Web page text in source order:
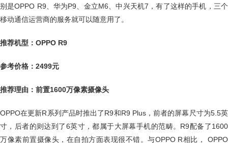
别是OPPO R9、华为P9、金立M6、中兴天机7，有了这样的手机，三个
移动通信运营商的服务就可以随意用了。
推荐机型：OPPO R9
参考价格：2499元
推荐理由：前置1600万像素摄像头
OPPO在更新R系列产品时推出了R9和R9 Plus，前者的屏幕尺寸为5.5英
寸，后者的则达到了6英寸，都属于大屏幕手机的范畴。R9配备了1600
万像素前置摄像头，在自拍方面表现很不错。与OPPO R相比， OPPO